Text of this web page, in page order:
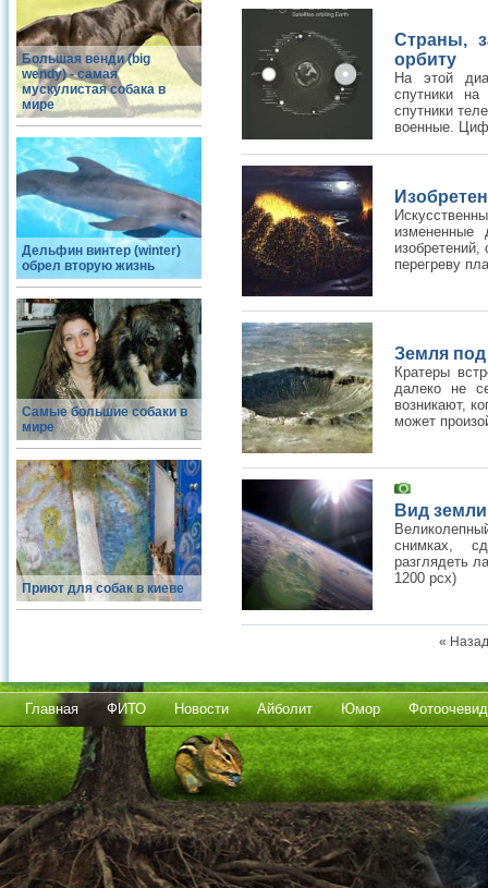
Большая венди (big
wendy) - самая
мускулистая собака в
мире
Дельфин винтер (winter)
обрел вторую жизнь
Самые большие собаки в
мире
Приют для собак в киеве
Страны,
орбиту
На этой
спутники
спутники
военные.
измененные
перегреву
Земля
Кратеры
далеко не
возникают,
может
Вид
снимках,
разглядеть
1200 pcx)
« Назад
Главная ФИТО Новости Айболит Юмор